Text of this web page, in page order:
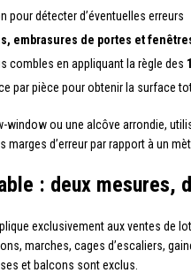
pour détecter d’éventuelles erreurs
embrasures de portes et
combles en appliquant la règle des
par pièce pour obtenir la surface
ou une alcôve arrondie,
d’erreur par rapport à un
: deux mesures,
exclusivement aux ventes
marches, cages d’escaliers,
et balcons sont exclus.